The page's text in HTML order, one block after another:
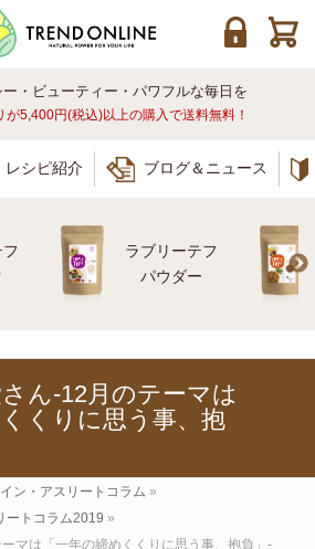
・ビューティー・パワフルな毎日を
が5,400円(税込)以上の購入で送料無料！
レシピ紹介 ブログ＆ニュース
ラブリーテフ
パウダー
ん-12月のテーマは
くくりに思う事、抱
ン・アスリートコラム »
ートコラム2019 »
マは「一年の締めくくりに思う事、抱負」-